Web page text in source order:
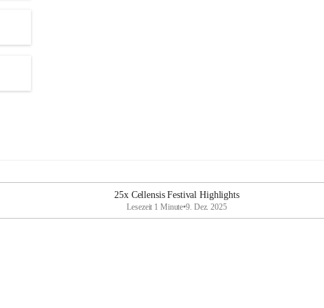
25x Cellensis Festival Highlights
Lesezeit 1 Minute•9. Dez. 2025